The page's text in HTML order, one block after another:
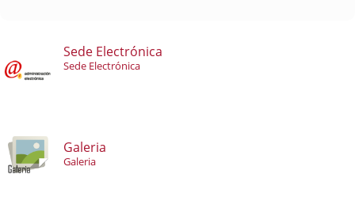
Sede Electrónica
Sede Electrónica
Galeria
Galeria